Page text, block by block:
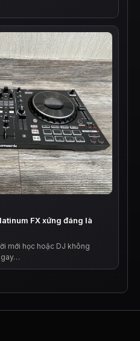
FX xứng đáng là
mới học hoặc DJ không